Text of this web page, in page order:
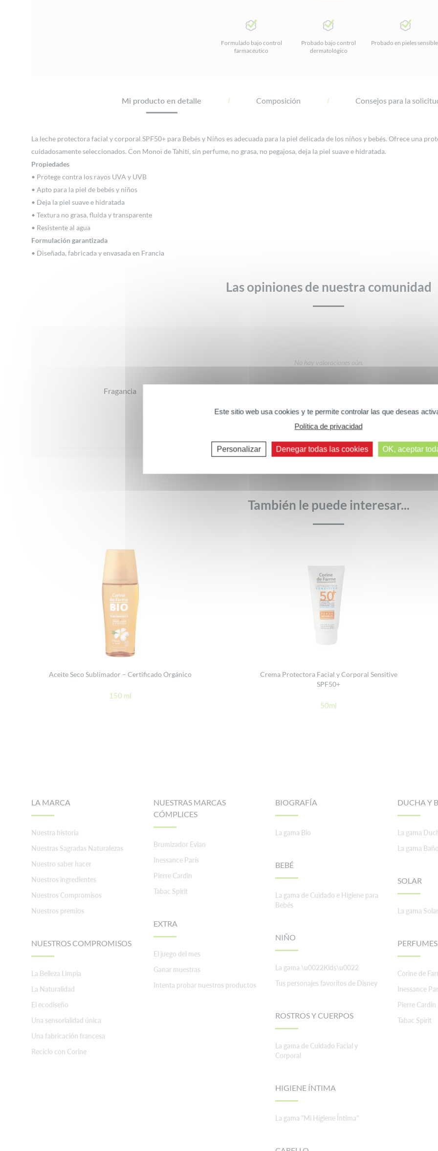
Formulado bajo control
farmacéutico
Probado bajo control
dermatológico
Probado en pieles
Mi producto en detalle Composición Consejos para la
La leche protectora facial y corporal SPF50+ para Bebés y Niños es adecuada para la piel delicada de los niños y bebés. Ofrece una
cuidadosamente seleccionados. Con Monoï de Tahití, sin perfume, no grasa, no pegajosa, deja la piel suave e hidratada.
Propiedades
• Protege contra los rayos UVA y UVB
• Apto para la piel de bebés y niños
• Deja la piel suave e hidratada
• Textura no grasa, fluida y transparente
• Resistente al agua
Formulación garantizada
• Diseñada, fabricada y envasada en Francia
Las opiniones de nuestra comunidad
No hay valoraciones aún.
Fragancia
DÉ SU OPINIÓN
Comentarios siguientes >>
También le puede interesar...
Aceite Seco Sublimador – Certificado Orgánico
150 ml
Crema Protectora Facial y Corporal Sensitive
SPF50+
50ml
LA MARCA
Nuestra historia
Nuestras Sagradas Naturalezas
Nuestro saber hacer
Nuestros ingredientes
Nuestros Compromisos
Nuestros premios
NUESTROS COMPROMISOS
La Belleza Limpia
La Naturalidad
El ecodiseño
Una sensorialidad única
Una fabricación francesa
Reciclo con Corine
NUESTRAS MARCAS
CÓMPLICES
Brumizador Evian
Inessance París
Pierre Cardin
Tabac Spirit
EXTRA
El juego del mes
Ganar muestras
Intenta probar nuestros productos
BIOGRAFÍA
La gama Bio
BEBÉ
La gama de Cuidado e Higiene para
Bebés
NIÑO
La gama \u0022Kids\u0022
Tus personajes favoritos de Disney
ROSTROS Y CUERPOS
La gama de Cuidado Facial y
Corporal
HIGIENE ÍNTIMA
La gama "Mi Higiene Íntima"
DUCHA Y
La gama
La gama
SOLAR
La gama Solar
PERFUMES
Corine de
Inessance
Pierre Cardin
Tabac Spirit
Este sitio web usa cookies y te permite controlar las que deseas
Política de privacidad
Personalizar Denegar todas las cookies OK, aceptar